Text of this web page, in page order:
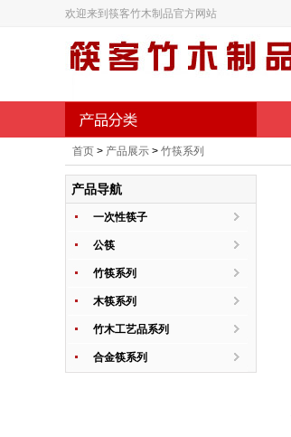
欢迎来到筷客竹木制品官方网站
首页 > 产品展示 > 竹筷系列
产品导航
一次性筷子
公筷
竹筷系列
木筷系列
竹木工艺品系列
合金筷系列